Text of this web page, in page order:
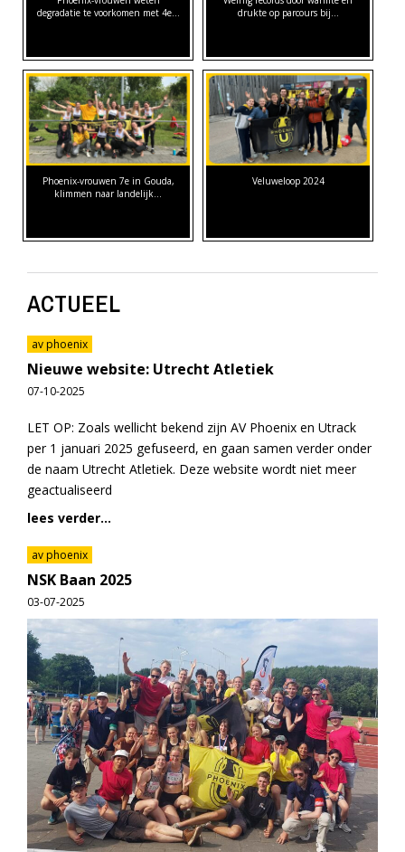
degradatie te voorkomen met 4e…
drukte op parcours bij…
Phoenix-vrouwen 7e in Gouda,
klimmen naar landelijk…
Veluweloop 2024
ACTUEEL
av phoenix
Nieuwe website: Utrecht Atletiek
07-10-2025
LET OP: Zoals wellicht bekend zijn AV Phoenix en Utrack
per 1 januari 2025 gefuseerd, en gaan samen verder onder
de naam Utrecht Atletiek. Deze website wordt niet meer
geactualiseerd
lees verder...
av phoenix
NSK Baan 2025
03-07-2025